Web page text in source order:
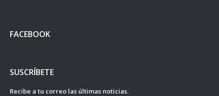
FACEBOOK
SUSCRÍBETE
Recibe a tu correo las últimas noticias.